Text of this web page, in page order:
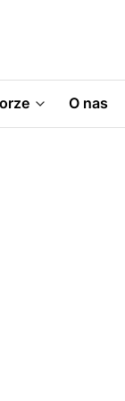
O nas